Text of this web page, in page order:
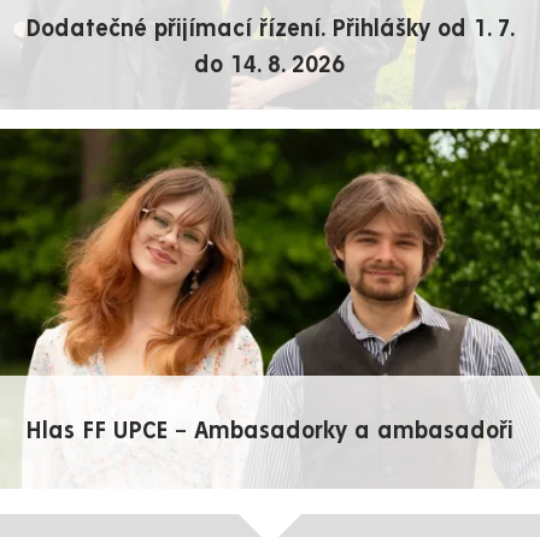
Dodatečné přijímací řízení. Přihlášky od 1. 7.
do 14. 8. 2026
Hlas FF UPCE – Ambasadorky a ambasadoři